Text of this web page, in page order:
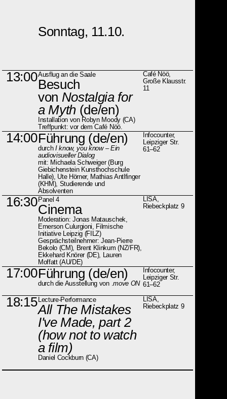
Sonntag, 11.10.
13:00Ausflug an die Saale
Besuch
von Nostalgia for
a Myth (de/en)
Installation von Robyn Moody (CA)
Treffpunkt: vor dem Café Nöö.
Café Nöö,
Große Klausstr.
11
14:00Führung (de/en)
durch I know, you know – Ein
audiovisueller Dialog
mit: Michaela Schweiger (Burg
Giebichenstein Kunsthochschule
Halle), Ute Hörner, Mathias Antlfinger
(KHM), Studierende und
Absolventen
Infocounter,
Leipziger Str.
61–62
16:30 Panel 4
Cinema
Moderation: Jonas Matauschek,
Emerson Culurgioni, Filmische
Initiative Leipzig (FILZ)
Gesprächsteilnehmer: Jean-Pierre
Bekolo (CM), Brent Klinkum (NZ/FR),
Ekkehard Knörer (DE), Lauren
Moffatt (AU/DE)
LISA,
Riebeckplatz 9
17:00Führung (de/en)
durch die Ausstellung von .move ON
Infocounter,
Leipziger Str.
61–62
18:15 Lecture-Performance
All The Mistakes
I've Made, part 2
(how not to watch
a film)
Daniel Cockburn (CA)
LISA,
Riebeckplatz 9